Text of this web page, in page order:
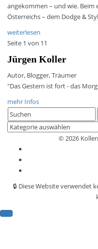
angekommen – und wie.
Österreichs – dem Dodge &
weiterlesen
Seite 1 von 11
Jürgen Koller
Autor, Blogger, Träumer
"Das Gestern ist fort - das
mehr Infos
Search
for:
Kategorien
© 2026
🔒 Diese Website verwendet